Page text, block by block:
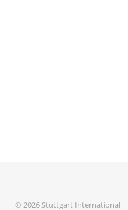
© 2026 Stuttgart International |